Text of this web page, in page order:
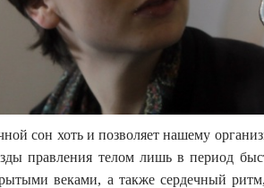
сон хоть и позволяет нашему
правления телом лишь в период
веками, а также сердечный